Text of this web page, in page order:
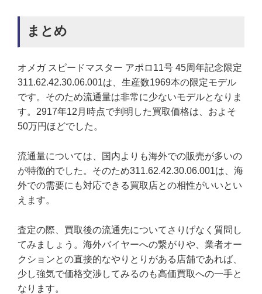
まとめ
オメガ スピードマスター アポロ11号 45周年記念限定
311.62.42.30.06.001は、生産数1969本の限定モデル
です。そのため流通量は非常に少ないモデルとなりま
す。2917年12月時点で判明した買取価格は、およそ
50万円ほどでした。
流通量については、国内よりも海外での販売が多いの
が特徴的でした。そのため311.62.42.30.06.001は、海
外での需要にも対応できる買取店との相性がいいとい
えます。
査定の際、買取後の流通先についてさりげなく質問し
てみましょう。海外バイヤーへの繋がりや、業者オー
クションとの直接的なやりとりがある店舗であれば、
少し強気で価格交渉してみるのも高価買取への一手と
なります。